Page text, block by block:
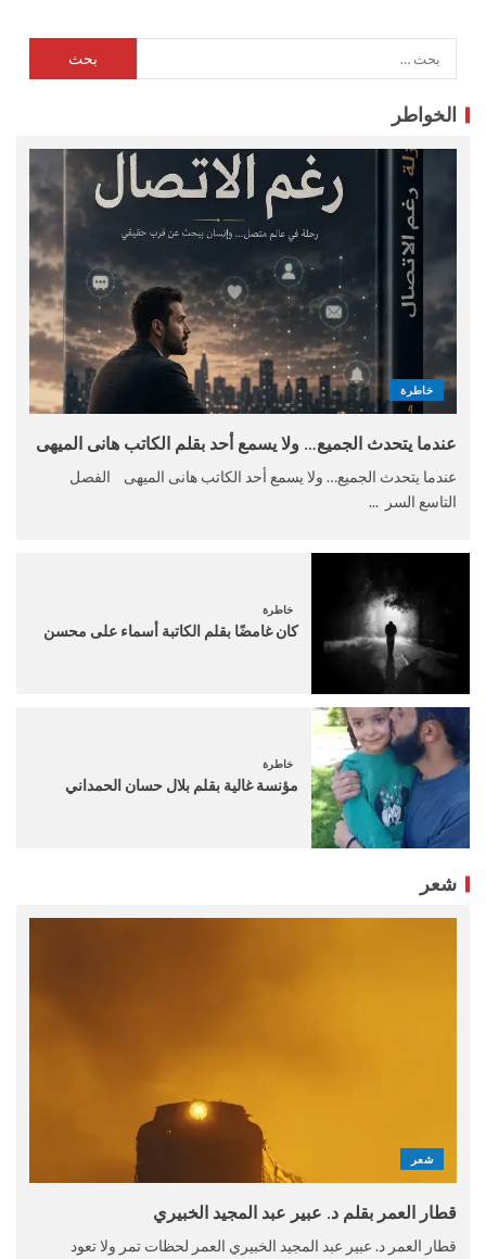
الخواطر
خاطرة
عندما يتحدث الجميع… ولا يسمع أحد بقلم الكاتب هانى الميهى
عندما يتحدث الجميع… ولا يسمع أحد الكاتب هانى الميهى الفصل
التاسع السر ...
خاطرة
كان غامضًا بقلم الكاتبة أسماء على محسن
خاطرة
مؤنسة غالية بقلم بلال حسان الحمداني
شعر
شعر
قطار العمر بقلم د. عبير عبد المجيد الخبيري
قطار العمر د. عبير عبد المجيد الخبيري العمر لحظات تمر ولا تعود